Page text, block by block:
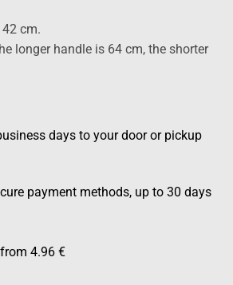
cm.
longer handle is 64 cm, the shorter
days to your door or pickup
payment methods, up to 30 days
4.96 €